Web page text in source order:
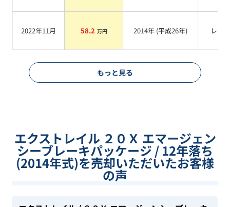
2022年11月 58.2 万円 2014年 (平成26年) レッド
もっと見る
エクストレイル ２０Ｘ エマージェン
シーブレーキパッケージ / 12年落ち
(2014年式)を売却いただいたお客様
の声